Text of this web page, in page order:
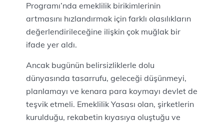
Programı’nda emeklilik birikimlerinin
artmasını hızlandırmak için farklı olasılıkların
değerlendirileceğine ilişkin çok muğlak bir
ifade yer aldı.
Ancak bugünün belirsizliklerle dolu
dünyasında tasarrufu, geleceği düşünmeyi,
planlamayı ve kenara para koymayı devlet de
teşvik etmeli. Emeklilik Yasası olan, şirketlerin
kurulduğu, rekabetin kıyasıya oluştuğu ve